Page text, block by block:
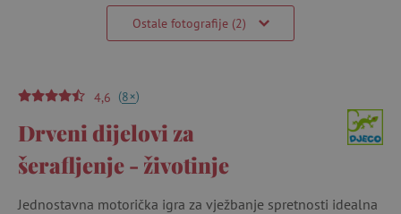
Ostale fotografije (2)
4,6 (8+)
Drveni dijelovi za
šerafljenje - životinje
Jednostavna motorička igra za vježbanje spretnosti idealna